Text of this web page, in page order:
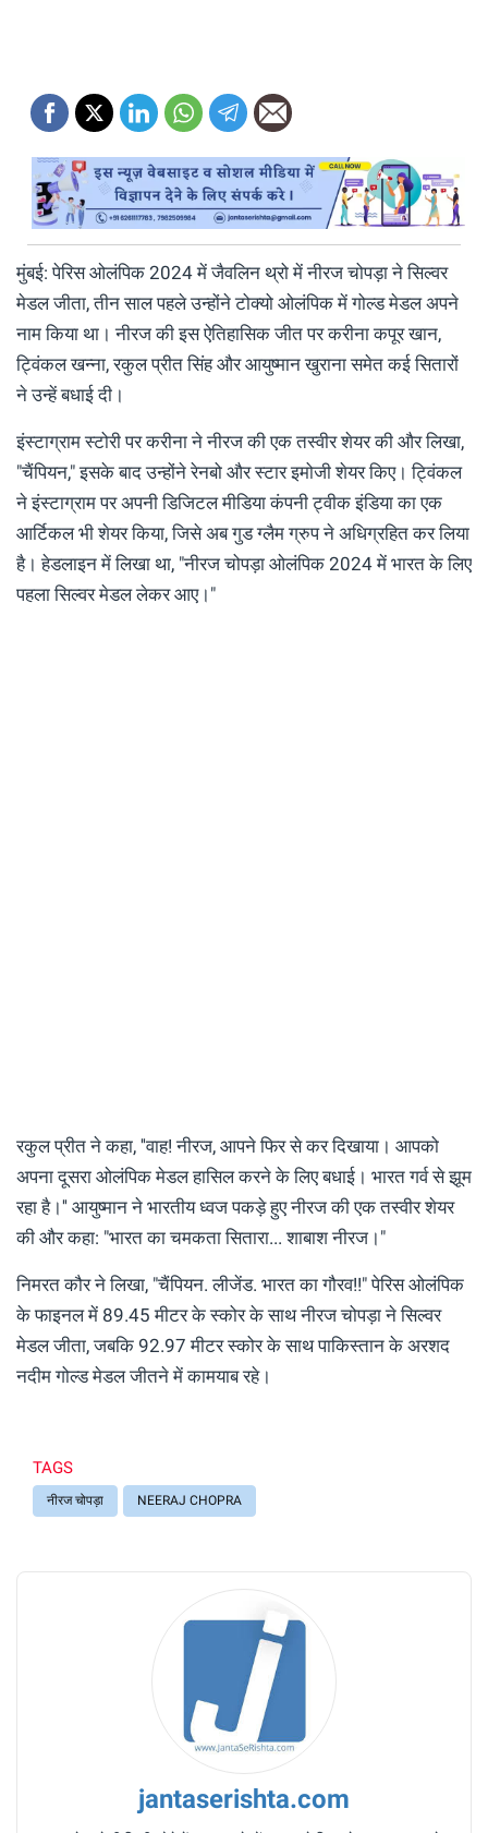
मुंबई: पेरिस ओलंपिक 2024 में जैवलिन थ्रो में नीरज चोपड़ा ने सिल्वर
मेडल जीता, तीन साल पहले उन्होंने टोक्यो ओलंपिक में गोल्ड मेडल अपने
नाम किया था। नीरज की इस ऐतिहासिक जीत पर करीना कपूर खान,
ट्विंकल खन्ना, रकुल प्रीत सिंह और आयुष्मान खुराना समेत कई सितारों
ने उन्हें बधाई दी।
इंस्टाग्राम स्टोरी पर करीना ने नीरज की एक तस्वीर शेयर की और लिखा,
"चैंपियन," इसके बाद उन्होंने रेनबो और स्टार इमोजी शेयर किए। ट्विंकल
ने इंस्टाग्राम पर अपनी डिजिटल मीडिया कंपनी ट्वीक इंडिया का एक
आर्टिकल भी शेयर किया, जिसे अब गुड ग्लैम ग्रुप ने अधिग्रहित कर लिया
है। हेडलाइन में लिखा था, "नीरज चोपड़ा ओलंपिक 2024 में भारत के लिए
पहला सिल्वर मेडल लेकर आए।"
रकुल प्रीत ने कहा, ''वाह! नीरज, आपने फिर से कर दिखाया। आपको
अपना दूसरा ओलंपिक मेडल हासिल करने के लिए बधाई। भारत गर्व से झूम
रहा है।'' आयुष्मान ने भारतीय ध्वज पकड़े हुए नीरज की एक तस्वीर शेयर
की और कहा: "भारत का चमकता सितारा... शाबाश नीरज।"
निमरत कौर ने लिखा, "चैंपियन. लीजेंड. भारत का गौरव!!" पेरिस ओलंपिक
के फाइनल में 89.45 मीटर के स्कोर के साथ नीरज चोपड़ा ने सिल्वर
मेडल जीता, जबकि 92.97 मीटर स्कोर के साथ पाकिस्तान के अरशद
नदीम गोल्ड मेडल जीतने में कामयाब रहे।
TAGS
नीरज चोपड़ा NEERAJ CHOPRA
jantaserishta.com